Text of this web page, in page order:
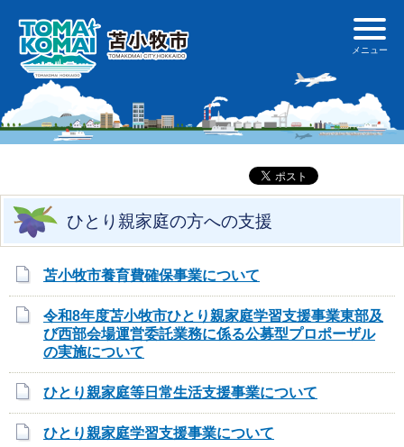
ひとり親家庭の方への支援
苫小牧市養育費確保事業について
令和8年度苫小牧市ひとり親家庭学習支援事業東部及
び西部会場運営委託業務に係る公募型プロポーザル
の実施について
ひとり親家庭等日常生活支援事業について
ひとり親家庭学習支援事業について